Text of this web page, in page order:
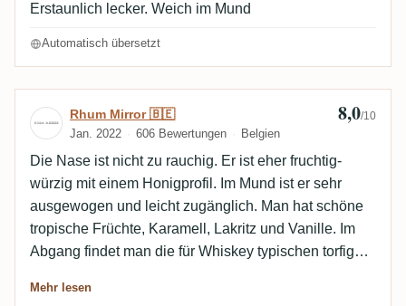
Erstaunlich lecker. Weich im Mund
Automatisch übersetzt
Bewertung von Rhum Mirror 🇧🇪
Rhum Mirror 🇧🇪
Jan. 2022 606 Bewertungen Belgien
8,0/10
Die Nase ist nicht zu rauchig. Er ist eher fruchtig-
würzig mit einem Honigprofil. Im Mund ist er sehr
ausgewogen und leicht zugänglich. Man hat schöne
tropische Früchte, Karamell, Lakritz und Vanille. Im
Abgang findet man die für Whiskey typischen torfigen
nett und der Whiskey-Finish ist eher zurückhaltend.
Mehr lesen